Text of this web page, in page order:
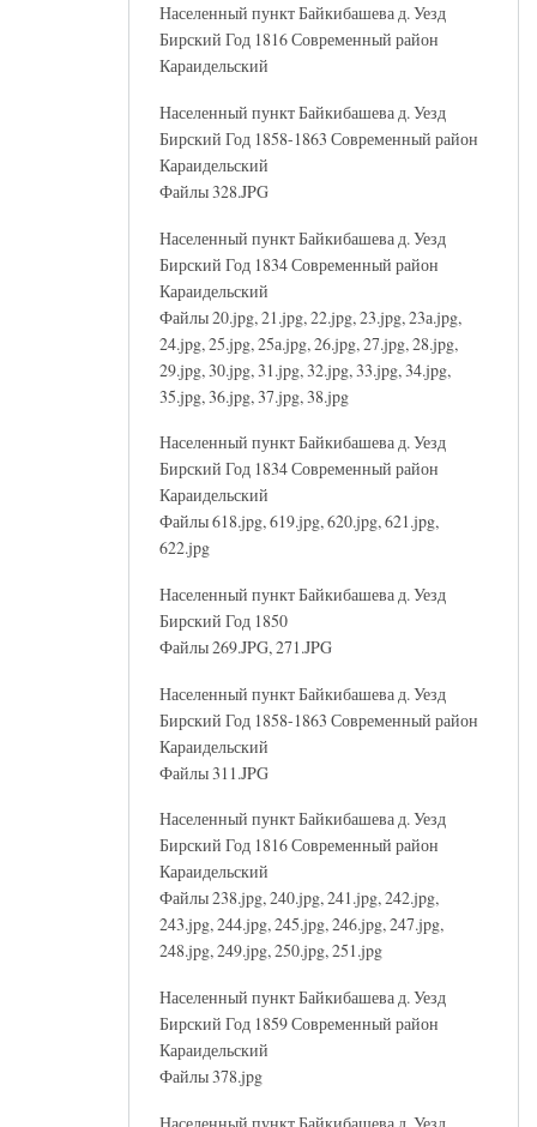
Населенный пункт Байкибашева д. Уезд
Бирский Год 1816 Современный район
Караидельский
Населенный пункт Байкибашева д. Уезд
Бирский Год 1858-1863 Современный район
Караидельский
Файлы 328.JPG
Населенный пункт Байкибашева д. Уезд
Бирский Год 1834 Современный район
Караидельский
Файлы 20.jpg, 21.jpg, 22.jpg, 23.jpg, 23а.jpg,
24.jpg, 25.jpg, 25а.jpg, 26.jpg, 27.jpg, 28.jpg,
29.jpg, 30.jpg, 31.jpg, 32.jpg, 33.jpg, 34.jpg,
35.jpg, 36.jpg, 37.jpg, 38.jpg
Населенный пункт Байкибашева д. Уезд
Бирский Год 1834 Современный район
Караидельский
Файлы 618.jpg, 619.jpg, 620.jpg, 621.jpg,
622.jpg
Населенный пункт Байкибашева д. Уезд
Бирский Год 1850
Файлы 269.JPG, 271.JPG
Населенный пункт Байкибашева д. Уезд
Бирский Год 1858-1863 Современный район
Караидельский
Файлы 311.JPG
Населенный пункт Байкибашева д. Уезд
Бирский Год 1816 Современный район
Караидельский
Файлы 238.jpg, 240.jpg, 241.jpg, 242.jpg,
243.jpg, 244.jpg, 245.jpg, 246.jpg, 247.jpg,
248.jpg, 249.jpg, 250.jpg, 251.jpg
Населенный пункт Байкибашева д. Уезд
Бирский Год 1859 Современный район
Караидельский
Файлы 378.jpg